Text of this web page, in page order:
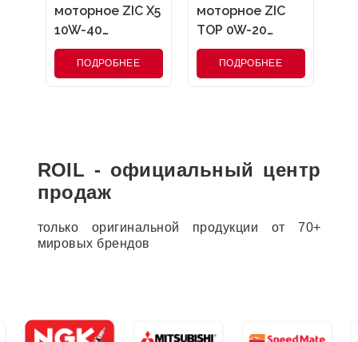
моторное ZIC X5
10W-40
полусинтетическое
4 л 162622
ПОДРОБНЕЕ
моторное ZIC
TOP 0W-20
синтетическое
4 л 162679
ПОДРОБНЕЕ
ROIL - официальный центр
продаж
только оригинальной продукции от 70+
мировых брендов